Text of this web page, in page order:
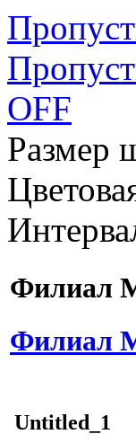
OFF
Размер
Филиал
Филиал
Untitled_1